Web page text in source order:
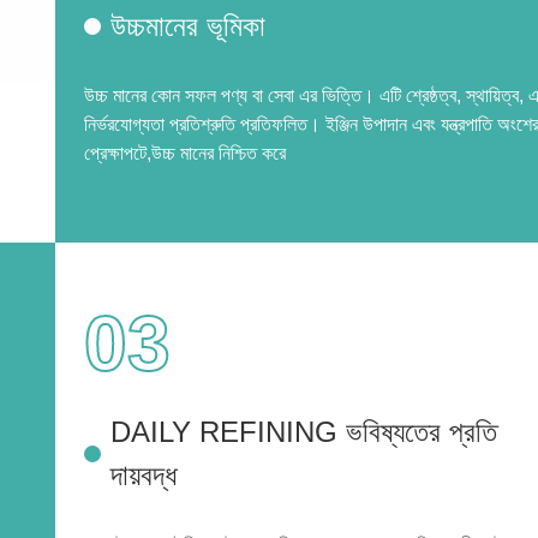
উচ্চমানের ভূমিকা
উচ্চ মানের কোন সফল পণ্য বা সেবা এর ভিত্তি। এটি শ্রেষ্ঠত্ব, স্থায়িত্ব,
নির্ভরযোগ্যতা প্রতিশ্রুতি প্রতিফলিত। ইঞ্জিন উপাদান এবং যন্ত্রপাতি অংশের
প্রেক্ষাপটে,উচ্চ মানের নিশ্চিত করে
03
DAILY REFINING ভবিষ্যতের প্রতি
দায়বদ্ধ